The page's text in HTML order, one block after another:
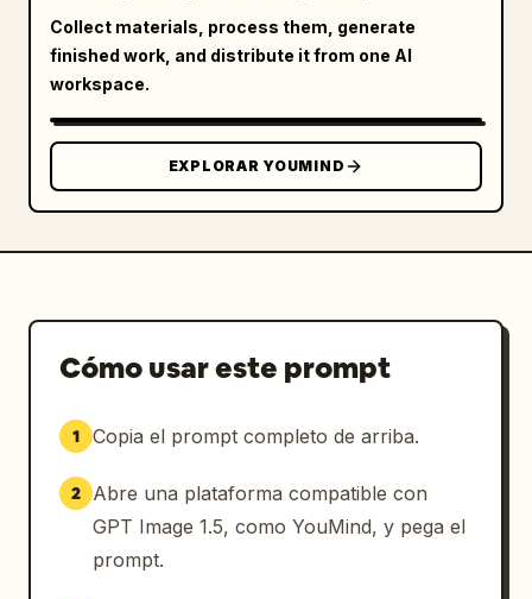
Collect materials, process them, generate
finished work, and distribute it from one AI
workspace.
EXPLORAR YOUMIND
Cómo usar este prompt
1 Copia el prompt completo de arriba.
2
Abre una plataforma compatible con
GPT Image 1.5, como YouMind, y pega el
prompt.